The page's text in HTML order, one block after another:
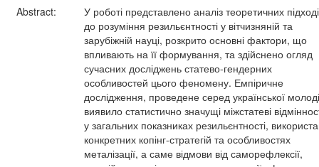
Abstract:
У роботі представлено аналіз теоретичних
до розуміння резильєнтності у вітчизняній та
зарубіжній науці, розкрито основні фактори, що
впливають на її формування, та здійснено огляд
сучасних досліджень статево-гендерних
особливостей цього феномену. Емпіричне
дослідження, проведене серед української
виявило статистично значущі міжстатеві
у загальних показниках резильєнтності,
конкретних копінг-стратегій та особливостях
металізації, а саме відмови від саморефлексії,